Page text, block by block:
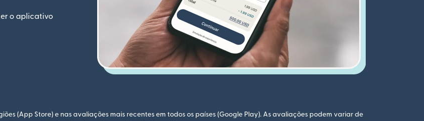
o aplicativo
(App Store) e nas avaliações mais recentes em todos os países (Google Play). As avaliações podem variar de